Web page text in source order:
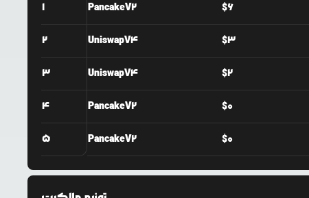
1 PancakeV2 $6
2 UniswapV4 $3
3 UniswapV4 $2
4 PancakeV2 $0
5 PancakeV2 $0